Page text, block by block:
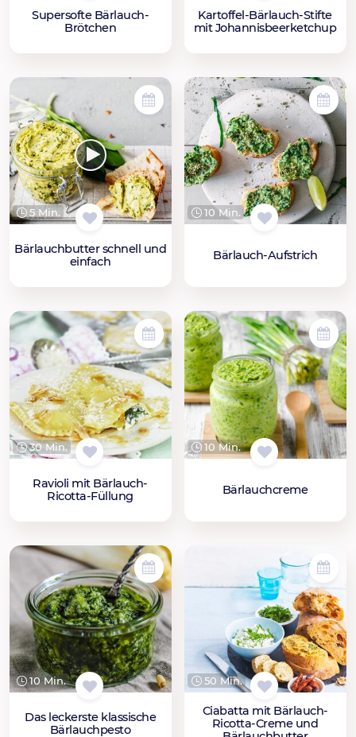
Supersofte Bärlauch-
Brötchen
Kartoffel-Bärlauch-Stifte
mit Johannisbeerketchup
5 Min.
Bärlauchbutter schnell und
einfach
10 Min.
Bärlauch-Aufstrich
30 Min.
Ravioli mit Bärlauch-
Ricotta-Füllung
10 Min.
Bärlauchcreme
10 Min.
Das leckerste klassische
Bärlauchpesto
50 Min.
Ciabatta mit Bärlauch-
Ricotta-Creme und